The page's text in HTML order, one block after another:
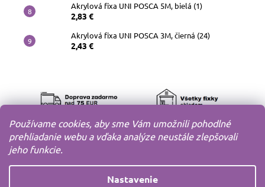
Používame cookies, aby sme Vám umožnili pohodlné
prehliadanie webu a vďaka analýze neustále zlepšovali
jeho funkcie.
Nastavenie
Akrylová fixa UNI POSCA 5M, bielá (1)
2,83 €
Akrylová fixa UNI POSCA 3M, čierná (24)
2,43 €